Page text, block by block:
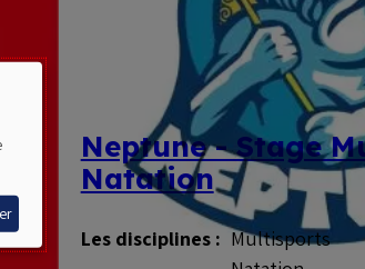
Neptune - Stage
Natation
Les disciplines : Multisports